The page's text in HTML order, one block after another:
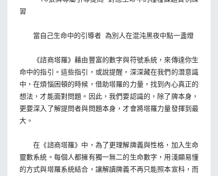
習
當自己生命中的引導者 為別人在混沌黑夜中點一盞燈
《諮商塔羅》藉由豐富的數字與符號系統，來傳達你生
命中的指引。這些指引，或說提醒，深深藏在我們的潛意識
中，在煩惱困頓的時候，借助塔羅的力量，找到內心真正的
想法，才能面對問題。因此，我們要認識的，除了牌本身，
更要深入了解提問者與問題本身，才會將塔羅力量發揮到最
大。
在《諮商塔羅》中，為了更理解牌義與性格，加入生命
靈數系統。每個人都擁有獨一無二的生命數字，用淺顯易懂
的方式與塔羅系統結合，讓解讀牌義不再只能照本宣科，而